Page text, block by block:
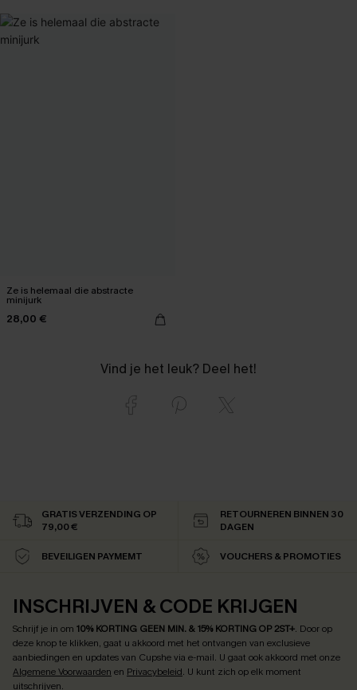
Ze is helemaal die abstracte
minijurk
28,00 €
Vind je het leuk? Deel het!
GRATIS VERZENDING OP
79,00 €
RETOURNEREN BINNEN 30
DAGEN
BEVEILIGEN PAYMEMT VOUCHERS & PROMOTIES
INSCHRIJVEN & CODE KRIJGEN
Schrijf je in om 10% KORTING GEEN MIN. & 15% KORTING OP 2ST+. Door op
deze knop te klikken, gaat u akkoord met het ontvangen van exclusieve
aanbiedingen en updates van Cupshe via e-mail. U gaat ook akkoord met onze
Algemene Voorwaarden en Privacybeleid. U kunt zich op elk moment
uitschrijven.